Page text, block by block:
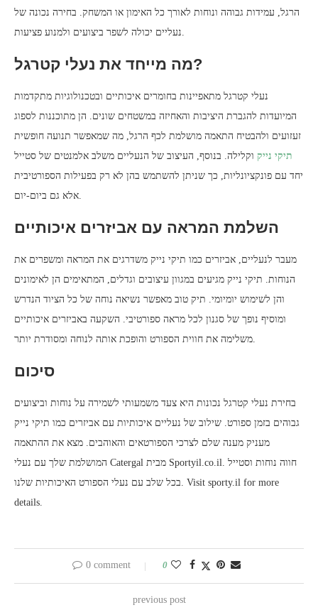
הרגל, עמידות גבוהה ונוחות לאורך כל האימון או המשחק. בחירה נכונה של
נעליים יכולה לשפר ביצועים ולמנוע פציעות.
מה מייחד את נעלי קטרגל?
נעלי קטרגל מתאפיינות בחומרים איכותיים ובטכנולוגיות מתקדמות
המיועדות להגברת היציבות והאחיזה במשטחים שונים. הן מתוכננות לספוג
זעזועים ולהבטיח התאמה מושלמת לכף הרגל, מה שמאפשר תנועה חופשית
תיקי נייק וקלילה. בנוסף, העיצוב של הנעליים משלב אלמנטים של סטייל
יחד עם פונקציונליות, כך שניתן להשתמש בהן לא רק בפעילות הספורטיבית
אלא גם ביום-יום.
השלמת המראה עם אביזרים איכותיים
מעבר לנעליים, אביזרים כמו תיקי נייק משדרגים את המראה ומשפרים את
הנוחות. תיקי נייק מגיעים במגוון עיצובים וגדלים, המתאימים הן לאימונים
והן לשימוש יומיומי. תיק טוב מאפשר נשיאה נוחה של כל הציוד הנדרש
ומוסיף נופך של סגנון לכל מראה ספורטיבי. השקעה באביזרים איכותיים
משלימה את חווית הספורט והופכת אותה לנוחה ומסודרת יותר.
סיכום
בחירת נעלי קטרגל נכונות היא צעד משמעותי לשמירה על נוחות וביצועים
גבוהים בזמן ספורט. שילוב של נעליים איכותיות עם אביזרים כמו תיקי נייק
מעניק מענה שלם לצרכי הספורטאים והאוהבים. מצא את ההתאמה
המושלמת שלך עם נעלי Catergal מבית Sportyil.co.il. חווה נוחות וסטייל
בכל שלב עם נעלי הספורט האיכותיות שלנו. Visit sporty.il for more
details.
0 comment 0
previous post